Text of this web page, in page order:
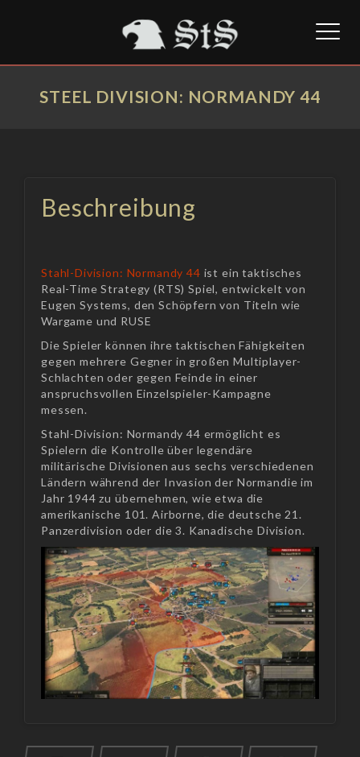
STEEL DIVISION: NORMANDY 44
Beschreibung
Stahl-Division: Normandy 44 ist ein taktisches
Real-Time Strategy (RTS) Spiel, entwickelt von
Eugen Systems, den Schöpfern von Titeln wie
Wargame und RUSE
Die Spieler können ihre taktischen Fähigkeiten
gegen mehrere Gegner in großen Multiplayer-
Schlachten oder gegen Feinde in einer
anspruchsvollen Einzelspieler-Kampagne
messen.
Stahl-Division: Normandy 44 ermöglicht es
Spielern die Kontrolle über legendäre
militärische Divisionen aus sechs verschiedenen
Ländern während der Invasion der Normandie im
Jahr 1944 zu übernehmen, wie etwa die
amerikanische 101. Airborne, die deutsche 21.
Panzerdivision oder die 3. Kanadische Division.